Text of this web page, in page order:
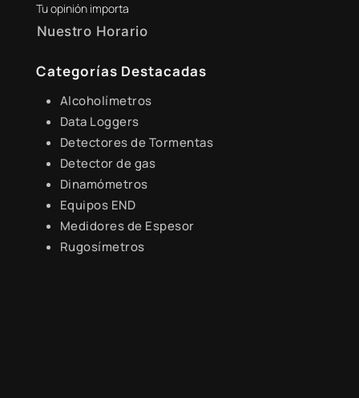
Tu opinión importa
Nuestro Horario
Lunes a Viernes de 8:30 a.m. - 6:00 p.m.
Categorías Destacadas
Alcoholímetros
Data Loggers
Detectores de Tormentas
Detector de gas
Dinamómetros
Equipos END
Medidores de Espesor
Rugosímetros